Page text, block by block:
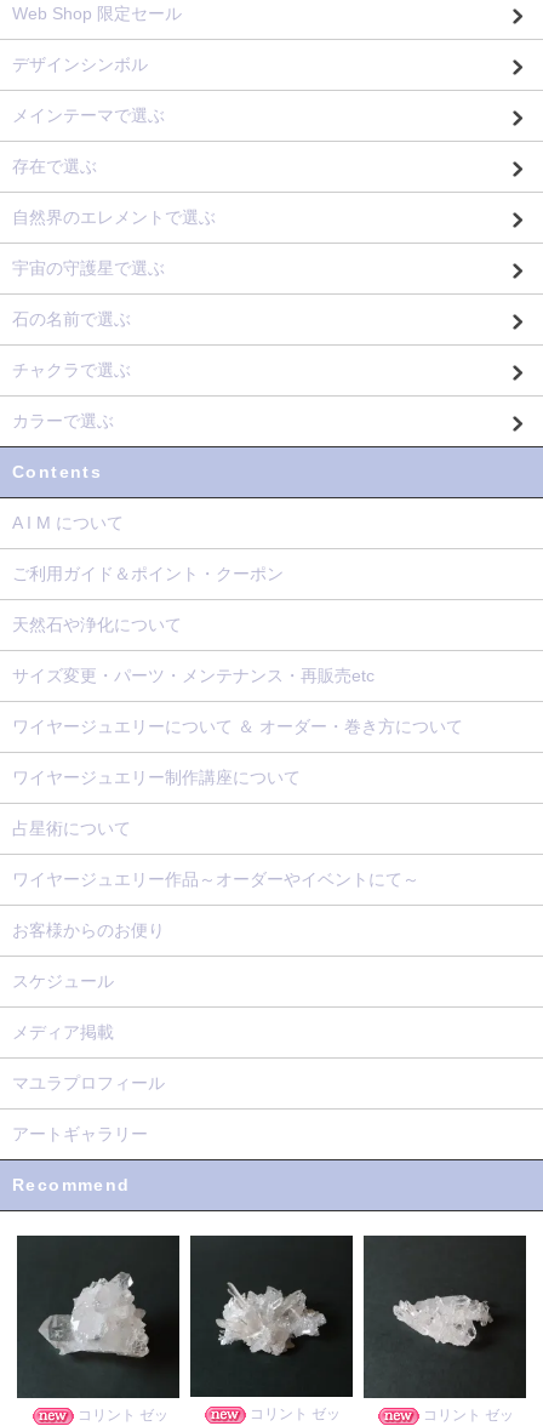
Web Shop 限定セール
デザインシンボル
メインテーマで選ぶ
存在で選ぶ
自然界のエレメントで選ぶ
宇宙の守護星で選ぶ
石の名前で選ぶ
チャクラで選ぶ
カラーで選ぶ
Contents
A I M について
ご利用ガイド＆ポイント・クーポン
天然石や浄化について
サイズ変更・パーツ・メンテナンス・再販売etc
ワイヤージュエリーについて ＆ オーダー・巻き方について
ワイヤージュエリー制作講座について
占星術について
ワイヤージュエリー作品～オーダーやイベントにて～
お客様からのお便り
スケジュール
メディア掲載
マユラプロフィール
アートギャラリー
Recommend
コリント ゼッ
コリント ゼッ
コリント ゼッ